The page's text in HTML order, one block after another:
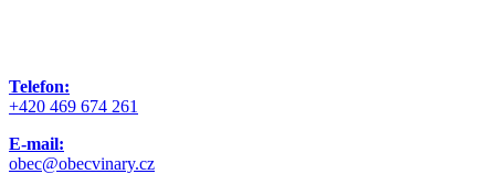
Telefon:
+420 469 674 261
E-mail:
obec@obecvinary.cz